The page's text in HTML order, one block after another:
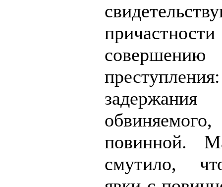
совершению
повинной.
смутило,